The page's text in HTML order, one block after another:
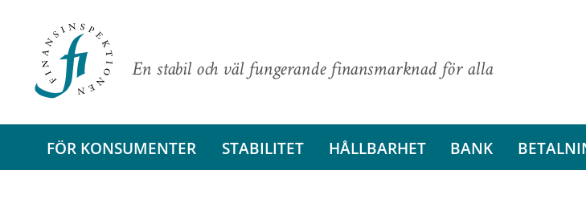
En stabil och väl fungerande finansmarknad för alla
FÖR KONSUMENTER STABILITET HÅLLBARHET BANK